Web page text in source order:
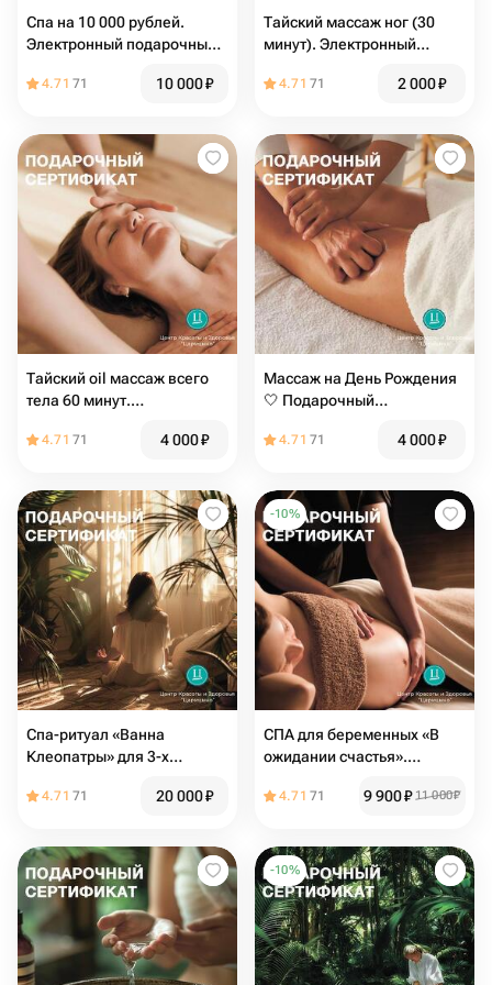
Спа на 10 000 рублей.
Электронный подарочный
4.71 71 10 000₽
Тайский массаж ног (30
минут). Электронный
4.71 71 2 000₽
Тайский oil массаж всего
тела 60 минут.
сертификат
4.71 71 4 000₽
Массаж на День Рождения
🤍 Подарочный
СПА4.71 71 4 000₽
Спа-ритуал «Ванна
Клеопатры» для 3-х
подарочный сертификат
4.71 71 20 000₽
-10%
СПА для беременных «В
ожидании счастья».
сертификат в спа для
4.71 71 9 900₽ 11 000₽
-10%